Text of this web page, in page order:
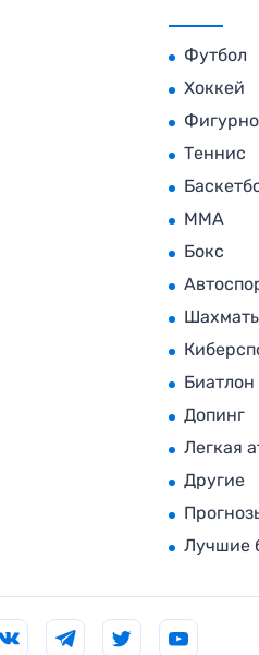
Футбол
Хоккей
Теннис
MMA
Бокс
Биатлон
Допинг
Легкая
Другие
Лучшие